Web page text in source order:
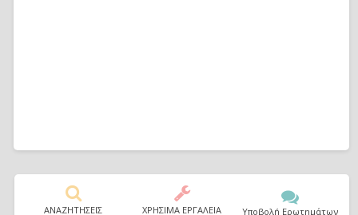
ΑΝΑΖΗΤΗΣΕΙΣ ΧΡΗΣΙΜΑ ΕΡΓΑΛΕΙΑ Υποβολή Ερωτημάτων